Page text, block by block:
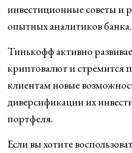
инвестиционные советы и
опытных аналитиков банка.
Тинькофф активно
криптовалют и стремится
клиентам новые
диверсификации их
портфеля.
Если вы хотите